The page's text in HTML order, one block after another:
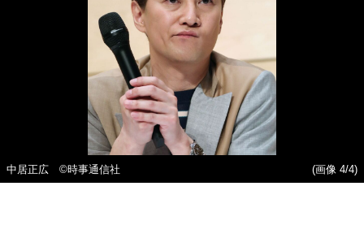
中居正広 ©時事通信社 (画像 4/4)